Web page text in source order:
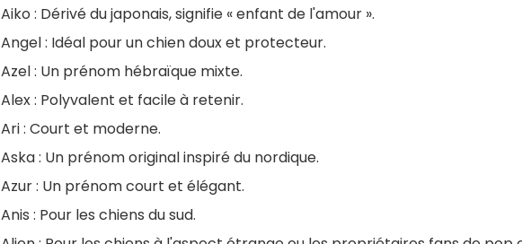
Aiko : Dérivé du japonais, signifie « enfant de l'amour ».
Angel : Idéal pour un chien doux et protecteur.
Azel : Un prénom hébraïque mixte.
Alex : Polyvalent et facile à retenir.
Ari : Court et moderne.
Aska : Un prénom original inspiré du nordique.
Azur : Un prénom court et élégant.
Anis : Pour les chiens du sud.